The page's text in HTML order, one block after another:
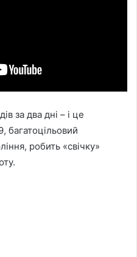
за два дні – і це
багатоцільовий
робить «свічку»